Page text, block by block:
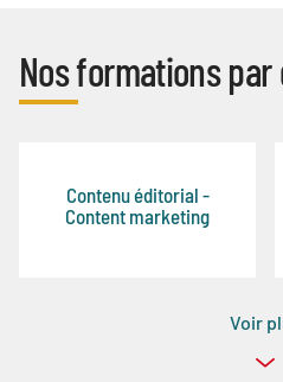
Nos formations par
Contenu éditorial -
Content marketing
Voir